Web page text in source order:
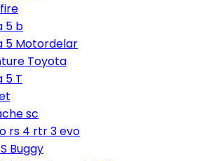
5 b
5 Motordelar
Toyota
5 T
sc
rs 4 rtr 3 evo
Buggy